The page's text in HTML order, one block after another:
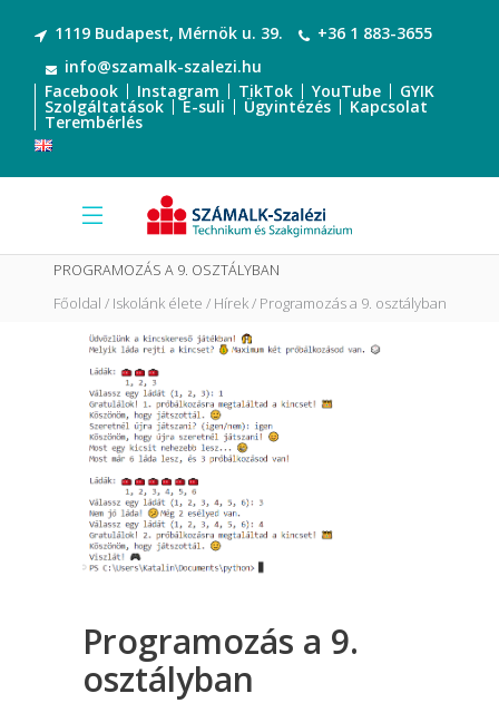
1119 Budapest, Mérnök u. 39.
+36 1 883-3655
info@szamalk-szalezi.hu
Facebook
Instagram TikTok YouTube GYIK
Szolgáltatások E-suli Ügyintézés Kapcsolat
Terembérlés
PROGRAMOZÁS A 9. OSZTÁLYBAN
Főoldal Iskolánk élete Hírek Programozás a 9. osztályban
Programozás a 9.
osztályban